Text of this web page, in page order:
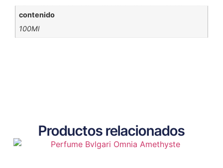
contenido
100Ml
Productos relacionados